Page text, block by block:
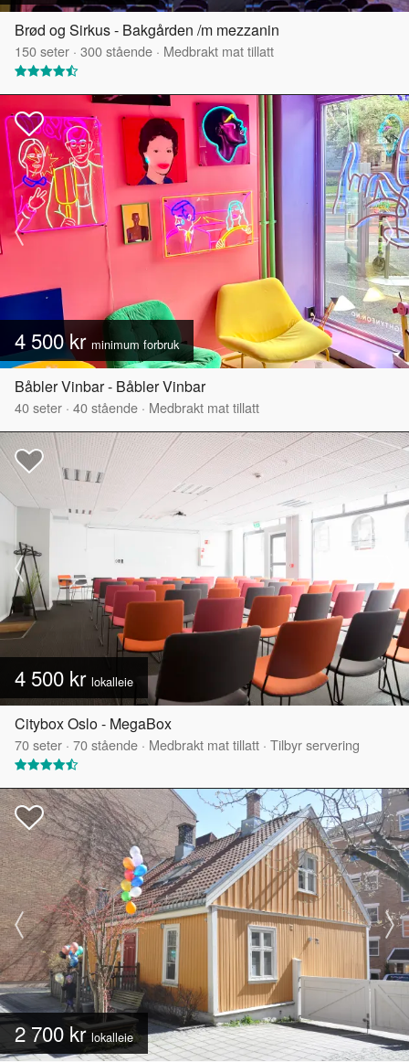
Brød og Sirkus - Bakgården /m mezzanin
150seter · 300stående · Medbrakt mat tillatt
4 500 kr minimum forbruk
Båbler Vinbar - Båbler Vinbar
40seter · 40stående · Medbrakt mat tillatt
4 500 kr lokalleie
Citybox Oslo - MegaBox
70seter · 70stående · Medbrakt mat tillatt · Tilbyr servering
2 700 krlokalleie